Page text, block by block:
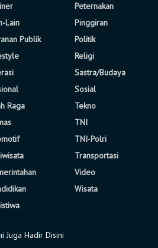
Lain
Publik
Raga
Peternakan
Pinggiran
Politik
Religi
Sastra/Budaya
Sosial
Tekno
TNI
TNI-Polri
Transportasi
Video
Wisata
Juga Hadir Disini